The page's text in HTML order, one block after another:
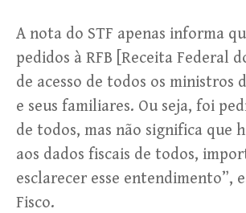
A nota do STF apenas informa
pedidos à RFB [Receita Federal
de acesso de todos os ministros
e seus familiares. Ou seja, foi
de todos, mas não significa que
aos dados fiscais de todos,
esclarecer esse entendimento”,
Fisco.